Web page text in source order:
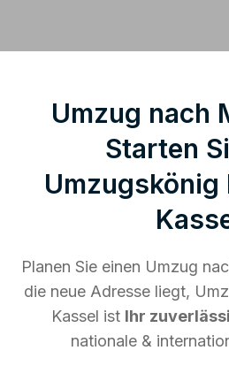
Umzug nach
Starten
Umzugskönig
Planen Sie einen Umzug
die neue Adresse liegt,
Kassel ist Ihr
nationale &